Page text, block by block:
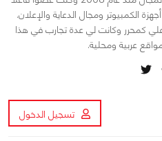
الكمبيوتر ومجال الدعاية والإعلان.
كمحرر وكانت لي عدة تجارب في هذا
عربية ومحلية.
تسجيل الدخول